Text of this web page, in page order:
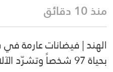
منذ 10 دقائق
الهند | فيضانات عارمة
بحياة 97 شخصاً وتشرّد الآلاف